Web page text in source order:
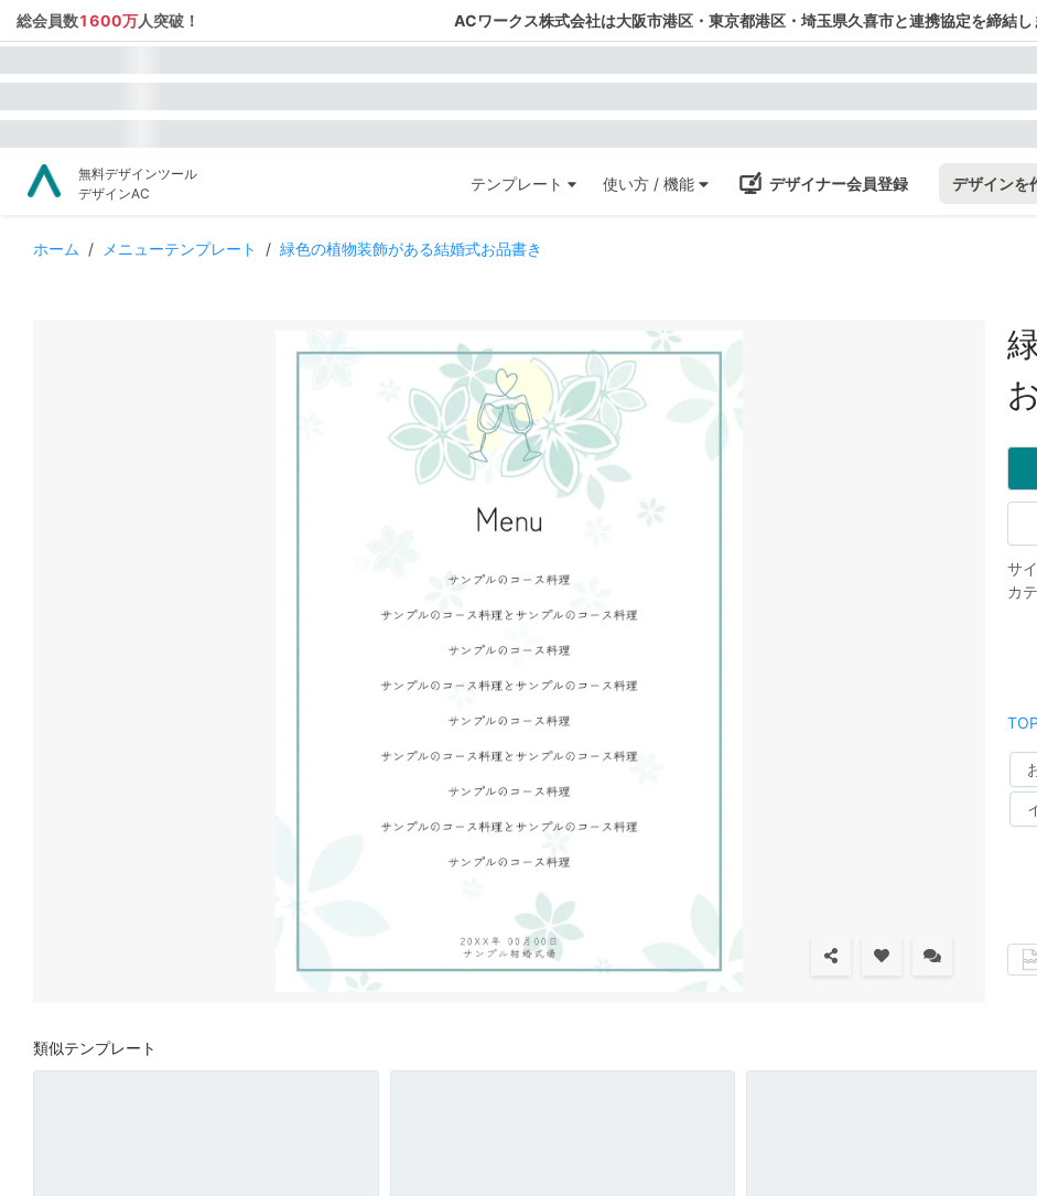
総会員数1600万人突破！ ACワークス株式会社は大阪市港区・東京都港区・埼玉県久喜市と連携協定を締結し
無料デザインツール
デザインAC
テンプレート 使い方 / 機能 デザイナー会員登録 デザインを
ホーム / メニューテンプレート / 緑色の植物装飾がある結婚式お品書き
サ
カ
TOP
類似テンプレート